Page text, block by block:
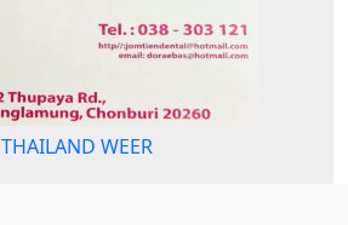
THAILAND WEER